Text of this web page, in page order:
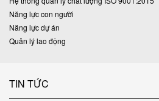
Năng lực con người
Năng lực dự án
Quản lý lao động
TIN TỨC